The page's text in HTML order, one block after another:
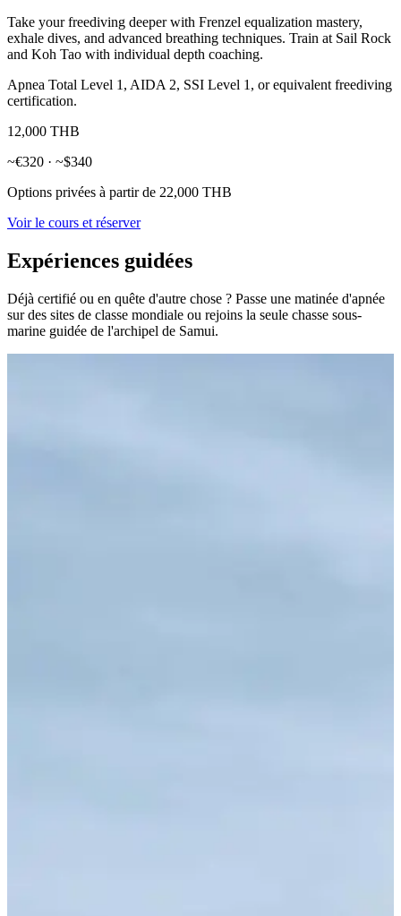
Take your freediving deeper with Frenzel equalization mastery,
exhale dives, and advanced breathing techniques. Train at Sail Rock
and Koh Tao with individual depth coaching.
Apnea Total Level 1, AIDA 2, SSI Level 1, or equivalent freediving
certification.
12,000 THB
~€320 · ~$340
Options privées à partir de 22,000 THB
Voir le cours et réserver
Expériences guidées
Déjà certifié ou en quête d'autre chose ? Passe une matinée d'apnée
sur des sites de classe mondiale ou rejoins la seule chasse sous-
marine guidée de l'archipel de Samui.